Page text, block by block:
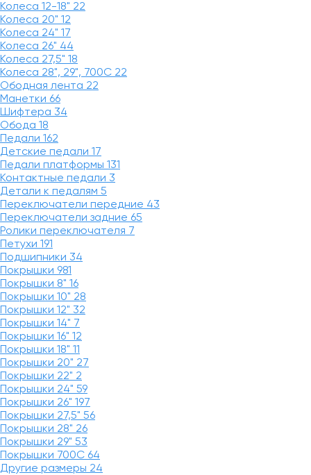
Колеса 12-18" 22
Колеса 20" 12
Колеса 24" 17
Колеса 26" 44
Колеса 27,5" 18
Колеса 28", 29", 700С 22
Ободная лента 22
Манетки 66
Шифтера 34
Обода 18
Педали 162
Детские педали 17
Педали платформы 131
Контактные педали 3
Детали к педалям 5
Переключатели передние 43
Переключатели задние 65
Ролики переключателя 7
Петухи 191
Подшипники 34
Покрышки 981
Покрышки 8" 16
Покрышки 10" 28
Покрышки 12" 32
Покрышки 14" 7
Покрышки 16" 12
Покрышки 18" 11
Покрышки 20" 27
Покрышки 22" 2
Покрышки 24" 59
Покрышки 26" 197
Покрышки 27,5" 56
Покрышки 28" 26
Покрышки 29" 53
Покрышки 700C 64
Другие размеры 24